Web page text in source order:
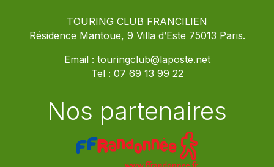
TOURING CLUB FRANCILIEN
Résidence Mantoue, 9 Villa d’Este 75013 Paris.
Email : touringclub@laposte.net
Tel : 07 69 13 99 22
Nos partenaires